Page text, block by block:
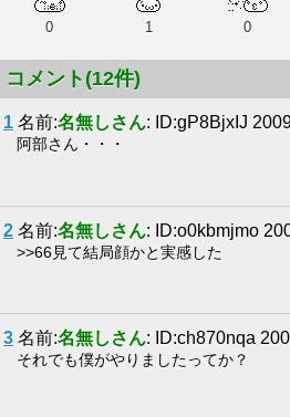
0 1 0
コメント(12件)
1 名前:名無しさん: ID:gP8BjxIJ
阿部さん・・・
2 名前:名無しさん: ID:o0kbmjmo
>>66見て結局顔かと実感した
3 名前:名無しさん: ID:ch870nqa
それでも僕がやりましたってか？